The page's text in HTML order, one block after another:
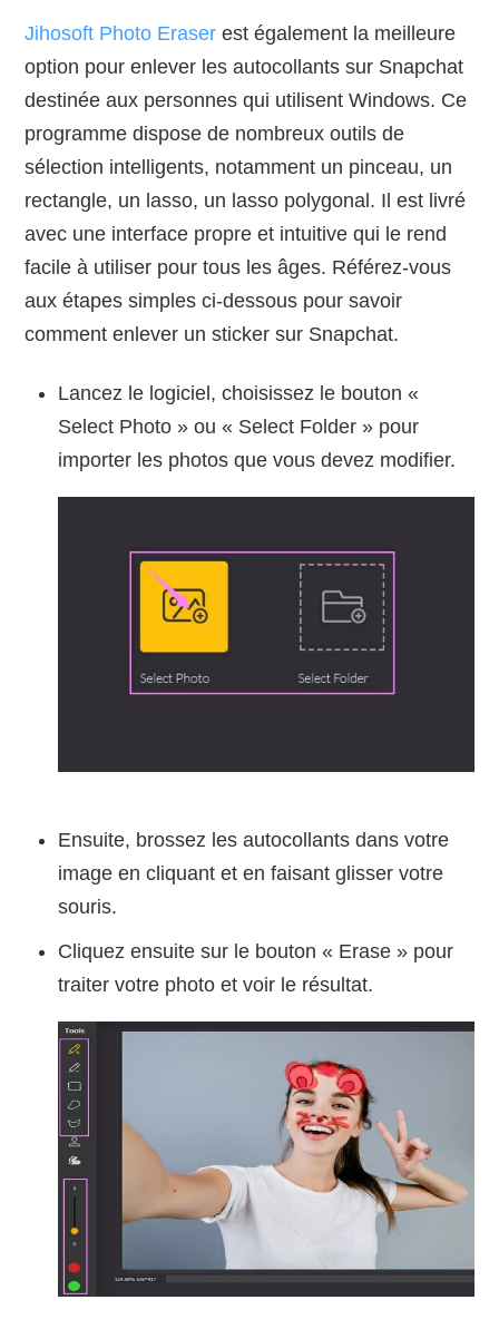
Jihosoft Photo Eraser est également la meilleure
option pour enlever les autocollants sur Snapchat
destinée aux personnes qui utilisent Windows. Ce
programme dispose de nombreux outils de
sélection intelligents, notamment un pinceau, un
rectangle, un lasso, un lasso polygonal. Il est livré
avec une interface propre et intuitive qui le rend
facile à utiliser pour tous les âges. Référez-vous
aux étapes simples ci-dessous pour savoir
comment enlever un sticker sur Snapchat.
Lancez le logiciel, choisissez le bouton «
Select Photo » ou « Select Folder » pour
importer les photos que vous devez modifier.
Ensuite, brossez les autocollants dans votre
image en cliquant et en faisant glisser votre
souris.
Cliquez ensuite sur le bouton « Erase » pour
traiter votre photo et voir le résultat.